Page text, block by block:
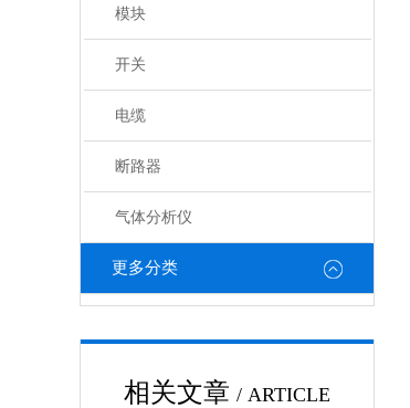
模块
开关
电缆
断路器
气体分析仪
更多分类
相关文章 / ARTICLE